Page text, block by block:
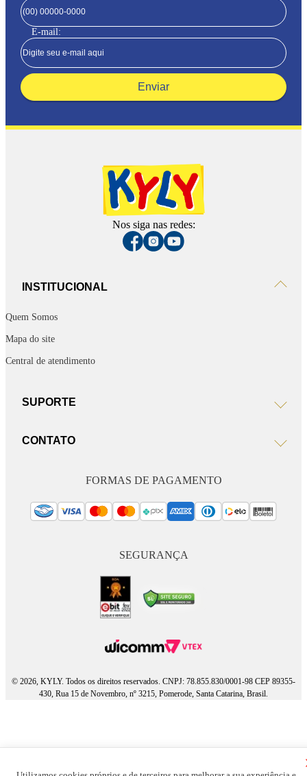
E-mail:
Enviar
Nos siga nas redes:
INSTITUCIONAL
Quem Somos
Mapa do site
Central de atendimento
SUPORTE
CONTATO
FORMAS DE PAGAMENTO
SEGURANÇA
© 2026, KYLY. Todos os direitos reservados. CNPJ: 78.855.830/0001-98 CEP 89355-
430, Rua 15 de Novembro, nº 3215, Pomerode, Santa Catarina, Brasil.